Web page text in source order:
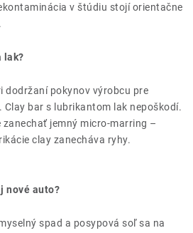
v štúdiu stojí orientačne
lak?
dodržaní pokynov výrobcu pre
Clay bar s lubrikantom lak nepoškodí.
jemný micro-marring –
clay zanecháva ryhy.
nové auto?
spad a posypová soľ sa na